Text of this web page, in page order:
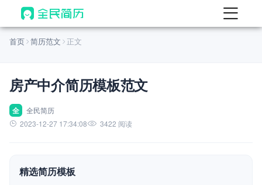
首页
AI 生成简历
AI 优化简历
AI 翻译简历
AI 模拟面试
首页 简历范文 正文
房产中介简历模板范文
全
全民简历
2023-12-27 17:34:08
3422 阅读
精选简历模板